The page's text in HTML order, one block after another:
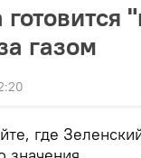
газом
где